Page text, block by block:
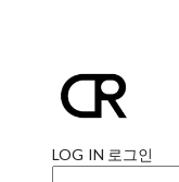
LOG IN 로그인